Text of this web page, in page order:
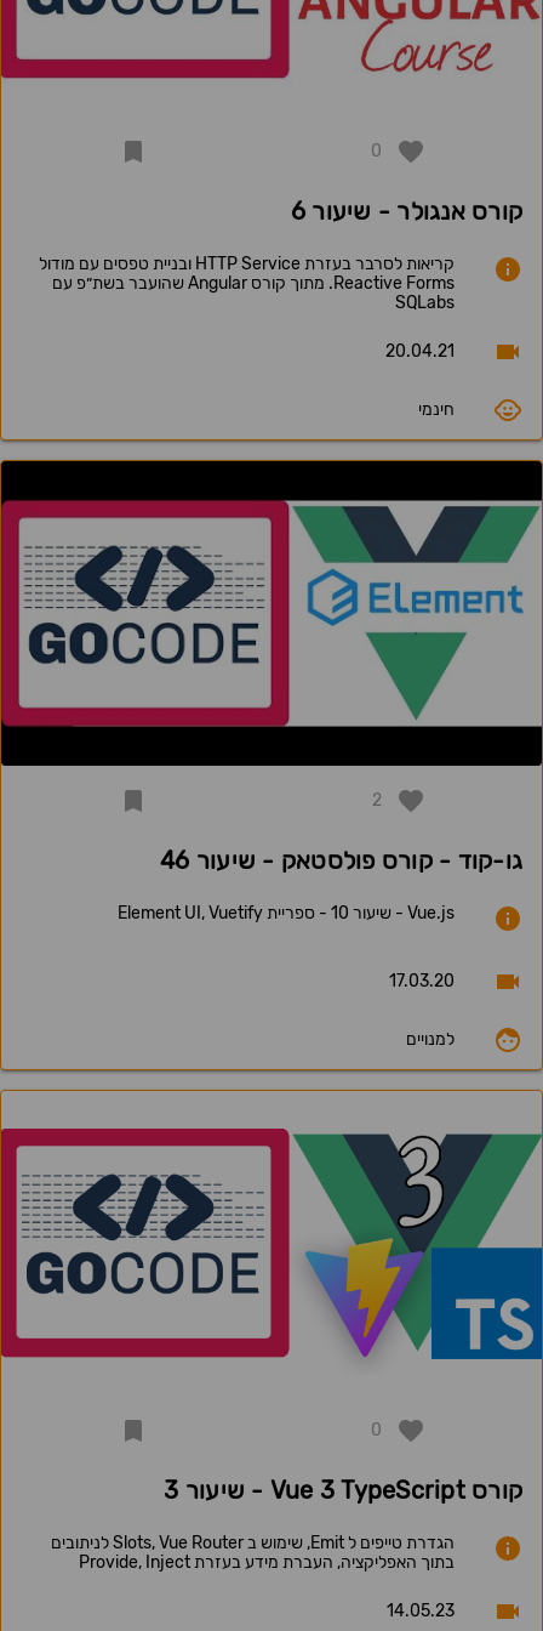
0
קורס אנגולר - שיעור 6
קריאות לסרבר בעזרת HTTP Service ובניית טפסים עם מודול
Reactive Forms. מתוך קורס Angular שהועבר בשת״פ עם
SQLabs
20.04.21
חינמי
2
גו-קוד - קורס פולסטאק - שיעור 46
Vue.js - שיעור 10 - ספריית Element UI, Vuetify
17.03.20
למנויים
0
קורס Vue 3 TypeScript - שיעור 3
הגדרת טייפים ל Emit, שימוש ב Slots, Vue Router לניתובים
בתוך האפליקציה, העברת מידע בעזרת Provide, Inject
14.05.23